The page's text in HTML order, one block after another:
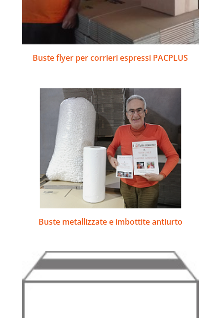
Buste flyer per corrieri espressi PACPLUS
Buste metallizzate e imbottite antiurto